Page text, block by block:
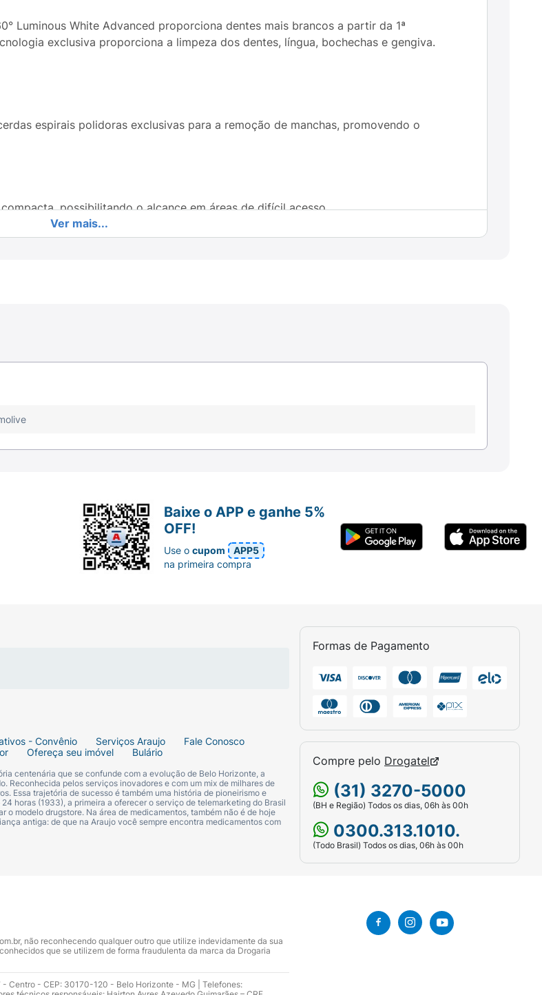
Luminous White Advanced proporciona dentes mais brancos a partir da 1ª
exclusiva proporciona a limpeza dos dentes, língua, bochechas e gengiva.
espirais polidoras exclusivas para a remoção de manchas, promovendo o
possibilitando o alcance em áreas de difícil acesso.
Ver mais...
- Convênio Serviços Araujo
Fale Conosco
Ofereça seu imóvel Bulário
centenária que se confunde com a evolução de Belo Horizonte, a
Reconhecida pelos serviços inovadores e com um mix de milhares de
Essa trajetória de sucesso é também uma história de pioneirismo e
horas (1933), a primeira a oferecer o serviço de telemarketing do Brasil
o modelo drugstore. Na área de medicamentos, também não é de hoje
antiga: de que na Araujo você sempre encontra medicamentos com
Formas de Pagamento
Compre pelo Drogatel
(31) 3270-5000
(BH e Região) Todos os dias, 06h às 00h
0300.313.1010.
(Todo Brasil) Todos os dias, 06h às 00h
Baixe o APP e ganhe 5%
OFF!
Use ocupom
APP5
na primeira compra
não reconhecendo qualquer outro que utilize indevidamente da sua
que se utilizem de forma fraudulenta da marca da Drogaria
- Centro - CEP: 30170-120 - Belo Horizonte - MG | Telefones: